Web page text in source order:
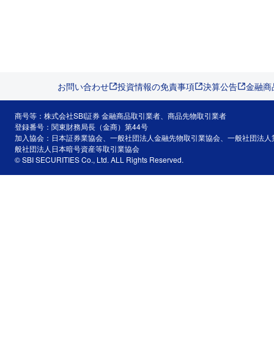
お問い合わせ 投資情報の免責事項 決算公告 金融
商号等：株式会社SBI証券 金融商品取引業者、商品先物取引業者
登録番号：関東財務局長（金商）第44号
加入協会：日本証券業協会、一般社団法人金融先物取引業協会、一般社団法
般社団法人日本暗号資産等取引業協会
© SBI SECURITIES Co., Ltd. ALL Rights Reserved.